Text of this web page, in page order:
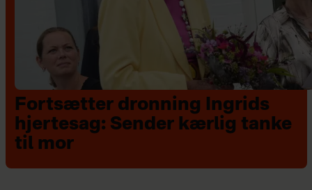
Fortsætter dronning Ingrids
hjertesag: Sender kærlig tanke
til mor